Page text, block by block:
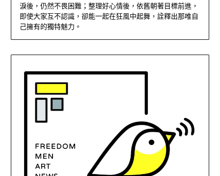
淚後，仍然不畏困難；整理好心情後，依舊朝著目標前進，
即使大家互不認識，卻能一起在狂風中起舞，詮釋出那唯自
己擁有的獨特魅力。